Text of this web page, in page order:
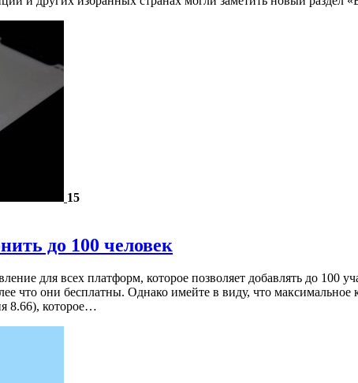
15
до 100 человек
для всех платформ, которое позволяет добавлять до 100
что они бесплатны. Однако имейте в виду, что
8.66), которое…